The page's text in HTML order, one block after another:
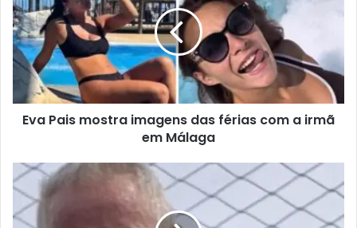
Eva Pais mostra imagens das férias com a irmã
em Málaga